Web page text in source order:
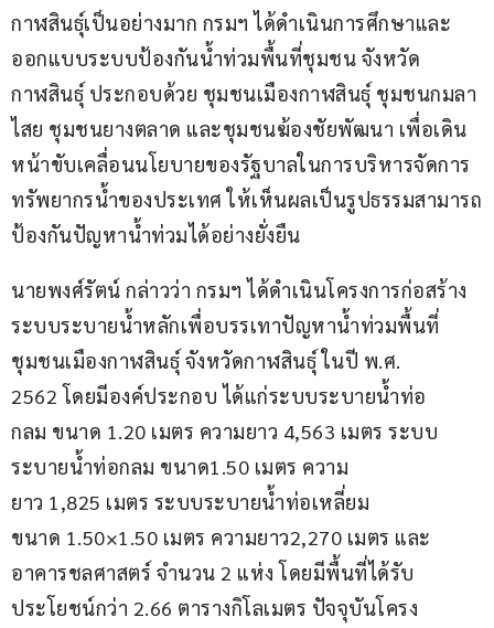
กาฬสินธุ์เป็นอย่างมาก กรมฯ ได้ดำเนินการศึกษาและ
ออกแบบระบบป้องกันน้ำท่วมพื้นที่ชุมชน จังหวัด
กาฬสินธุ์ ประกอบด้วย ชุมชนเมืองกาฬสินธุ์ ชุมชนกมลา
ไสย ชุมชนยางตลาด และชุมชนฆ้องชัยพัฒนา เพื่อเดิน
หน้าขับเคลื่อนนโยบายของรัฐบาลในการบริหารจัดการ
ทรัพยากรน้ำของประเทศ ให้เห็นผลเป็นรูปธรรมสามารถ
ป้องกันปัญหาน้ำท่วมได้อย่างยั่งยืน
นายพงศ์รัตน์ กล่าวว่า กรมฯ ได้ดำเนินโครงการก่อสร้าง
ระบบระบายน้ำหลักเพื่อบรรเทาปัญหาน้ำท่วมพื้นที่
ชุมชนเมืองกาฬสินธุ์ จังหวัดกาฬสินธุ์ ในปี พ.ศ.
2562 โดยมีองค์ประกอบ ได้แก่ระบบระบายน้ำท่อ
กลม ขนาด 1.20 เมตร ความยาว 4,563 เมตร ระบบ
ระบายน้ำท่อกลม ขนาด1.50 เมตร ความ
ยาว 1,825 เมตร ระบบระบายน้ำท่อเหลี่ยม
ขนาด 1.50×1.50 เมตร ความยาว2,270 เมตร และ
อาคารชลศาสตร์ จำนวน 2 แห่ง โดยมีพื้นที่ได้รับ
ประโยชน์กว่า 2.66 ตารางกิโลเมตร ปัจจุบันโครง